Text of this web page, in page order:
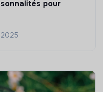
pour